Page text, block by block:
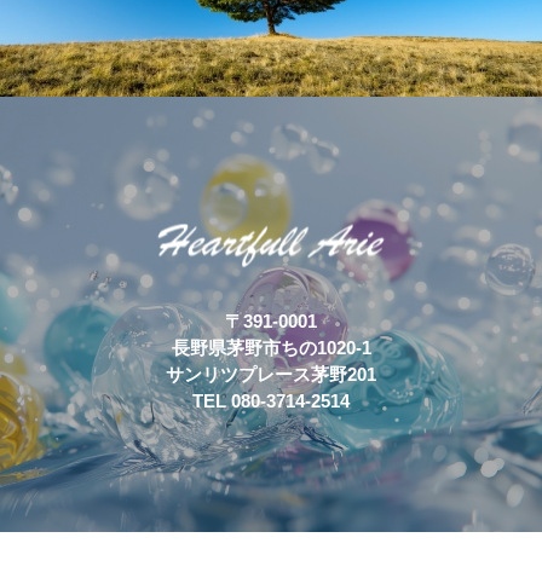
〒391-0001
長野県茅野市ちの1020-1
サンリツプレース茅野201
TEL 080-3714-2514